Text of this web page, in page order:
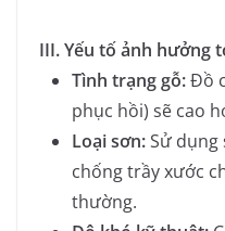
III. Yếu tố ảnh hưởng
Tình trạng gỗ:Đồ
phục hồi) sẽ cao
Loại sơn:Sử dụng
chống trầy xước
thường.